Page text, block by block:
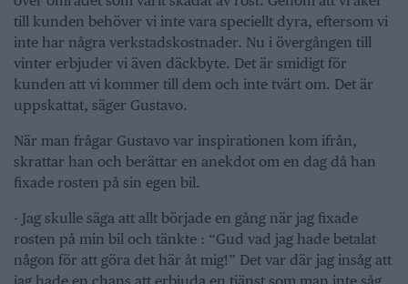
till kunden behöver vi inte vara speciellt dyra, eftersom vi
inte har några verkstadskostnader. Nu i övergången till
vinter erbjuder vi även däckbyte. Det är smidigt för
kunden att vi kommer till dem och inte tvärt om. Det är
uppskattat, säger Gustavo.
När man frågar Gustavo var inspirationen kom ifrån,
skrattar han och berättar en anekdot om en dag då han
fixade rosten på sin egen bil.
- Jag skulle säga att allt började en gång när jag fixade
rosten på min bil och tänkte : “Gud vad jag hade betalat
någon för att göra det här åt mig!” Det var där jag insåg att